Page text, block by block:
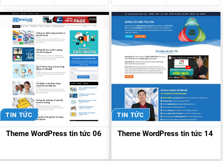
TIN TỨC
Theme WordPress tin tức 06
TIN TỨC
Theme WordPress tin tức 14